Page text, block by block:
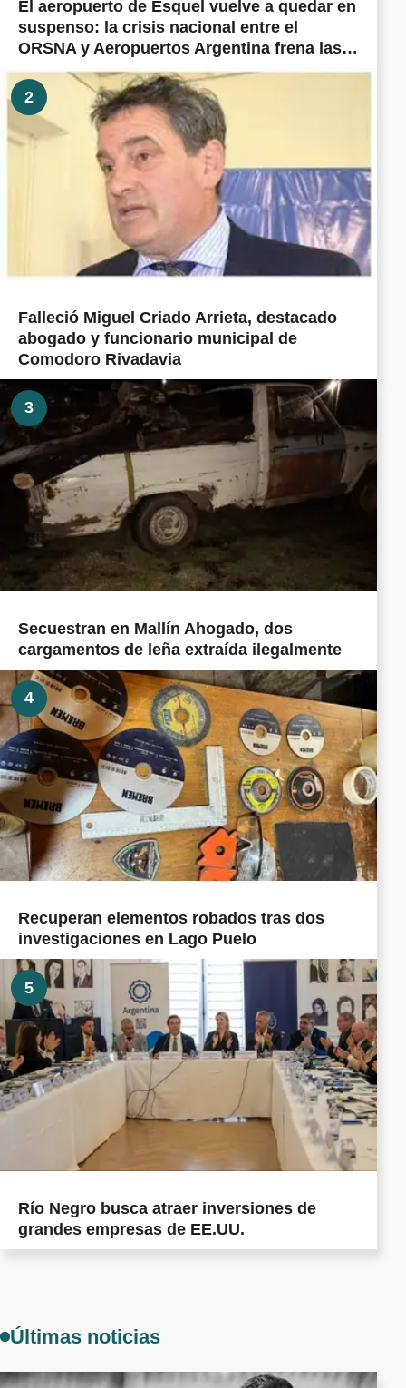
El aeropuerto de Esquel vuelve a quedar en
suspenso: la crisis nacional entre el
ORSNA y Aeropuertos Argentina frena las
obras prometidas en todo el país
2
Falleció Miguel Criado Arrieta, destacado
abogado y funcionario municipal de
Comodoro Rivadavia
3
Secuestran en Mallín Ahogado, dos
cargamentos de leña extraída ilegalmente
4
Recuperan elementos robados tras dos
investigaciones en Lago Puelo
5
Río Negro busca atraer inversiones de
grandes empresas de EE.UU.
Últimas noticias